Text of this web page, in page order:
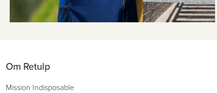
Om Retulp
Mission Indisposable